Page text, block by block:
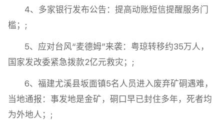
4、多家银行发布公告：提高动账短信提醒服务门
槛；;
5、应对台风“麦德姆”来袭：粤琼转移约35万人，
国家发改委紧急拨款2亿元救灾；;
6、福建尤溪县坂面镇5名人员进入废弃矿硐遇难，
当地通报：事发地是金矿，硐口早已封住多年，死者均
为外地人；;